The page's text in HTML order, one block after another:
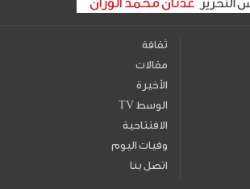
ثقافة
مقالات
الأخيرة
TV الوسط
الافتتاحية
وفيات اليوم
اتصل بنا